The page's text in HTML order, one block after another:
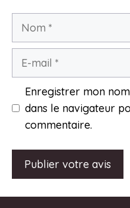
Nom
Enregistrer mon
dans le navigateur
commentaire.